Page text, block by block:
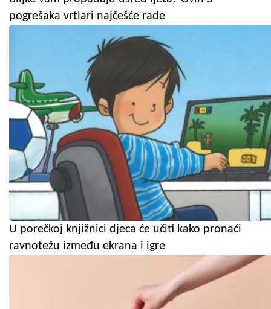
pogrešaka vrtlari najčešće rade
U porečkoj knjižnici djeca će učiti kako pronaći
ravnotežu između ekrana i igre